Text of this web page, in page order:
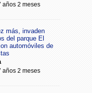
años 2 meses
más, invaden
del parque El
automóviles de
años 2 meses